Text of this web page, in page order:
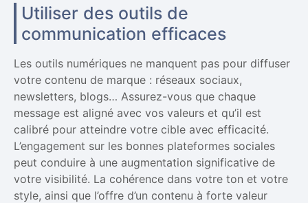
Utiliser des outils de
communication efficaces
Les outils numériques ne manquent pas pour diffuser
votre contenu de marque : réseaux sociaux,
newsletters, blogs… Assurez-vous que chaque
message est aligné avec vos valeurs et qu’il est
calibré pour atteindre votre cible avec efficacité.
L’engagement sur les bonnes plateformes sociales
peut conduire à une augmentation significative de
votre visibilité. La cohérence dans votre ton et votre
style, ainsi que l’offre d’un contenu à forte valeur